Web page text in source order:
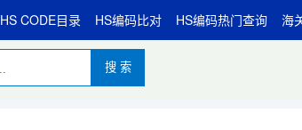
HS CODE目录 HS编码比对 HS编码热门查询 海
搜 索